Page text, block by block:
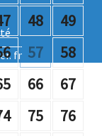
48
49
57
58
66
67
75 76
fr